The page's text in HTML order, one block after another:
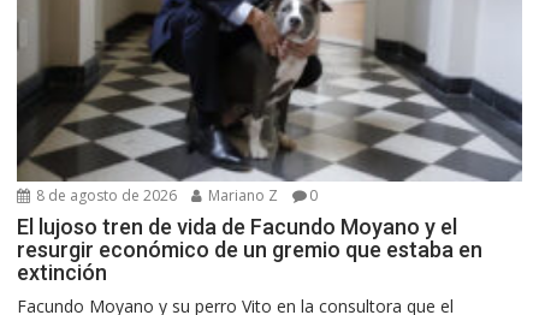
8 de agosto de 2026 Mariano Z 0
El lujoso tren de vida de Facundo Moyano y el
resurgir económico de un gremio que estaba en
extinción
Facundo Moyano y su perro Vito en la consultora que el